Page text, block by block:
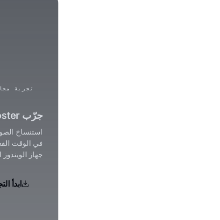
تجربة
جرّب VoxBooster مجانًا لمدة 3 أيام
استنساخ
في الوقت
جهاز
ابدأ